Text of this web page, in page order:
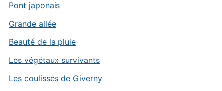
Pont japonais
Grande allée
Beauté de la pluie
Les végétaux survivants
Les coulisses de Giverny